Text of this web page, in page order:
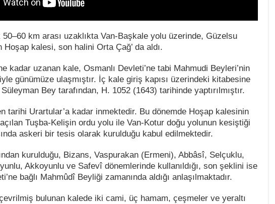
50–60 km arası uzaklıkta Van-Başkale yolu üzerinde, Güzelsu
Hoşap kalesi, son halini Orta Çağ’ da aldı.
kadar uzanan kale, Osmanlı Devleti’ne tabi Mahmudi Beyleri’nin
günümüze ulaşmıştır. İç kale giriş kapısı üzerindeki kitabesine
Bey tarafından, H. 1052 (1643) tarihinde yaptırılmıştır.
tarihi Urartular’a kadar inmektedir. Bu dönemde Hoşap kalesinin
Tuşba-Kelişin ordu yolu ile Van-Kotur doğu yolunun kesiştiği
askeri bir tesis olarak kurulduğu kabul edilmektedir.
kurulduğu, Bizans, Vaspurakan (Ermeni), Abbâsî, Selçuklu,
Akkoyunlu ve Safevî dönemlerinde kullanıldığı, son şeklini ise
bağlı Mahmûdî Beyliği zamanında aldığı anlaşılmaktadır.
bulunan kalede iki cami, üç hamam, çeşmeler ve yeraltı